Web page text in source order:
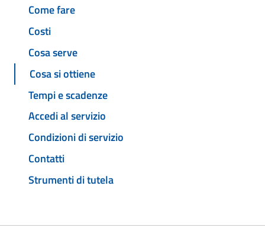
Come fare
Costi
Cosa serve
Cosa si ottiene
Tempi e scadenze
Accedi al servizio
Condizioni di servizio
Contatti
Strumenti di tutela